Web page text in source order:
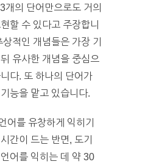
개의 단어만으로도 거의
할 수 있다고 주장합니
적인 개념들은 가장 기
유사한 개념을 중심으
다. 또 하나의 단어가
능을 맡고 있습니다.
어를 유창하게 익히기
간이 드는 반면, 도기
어를 익히는 데 약 30